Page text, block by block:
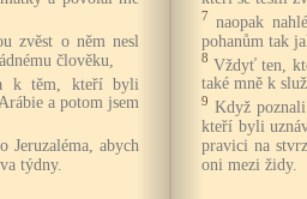
zvěst o něm nesl
člověku,
k těm, kteří byli
a potom jsem
Jeruzaléma, abych
týdny.
7
naopak
pohanům tak
8 Vždyť ten,
také mně k
9 Když
kteří byli
pravici na
oni mezi židy.